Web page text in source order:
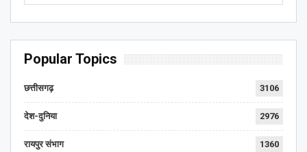
Popular Topics
छत्तीसगढ़ 3106
देश-दुनिया 2976
रायपुर संभाग 1360